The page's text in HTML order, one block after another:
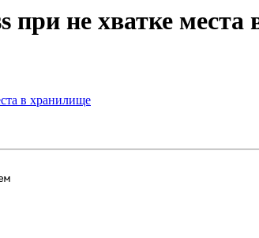
при не хватке
в хранилище